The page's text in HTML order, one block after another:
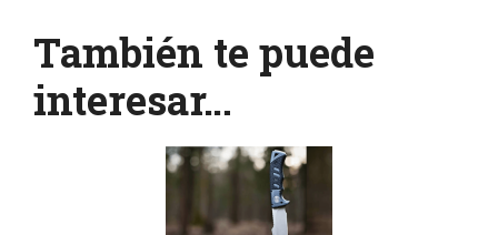
También te puede
interesar…